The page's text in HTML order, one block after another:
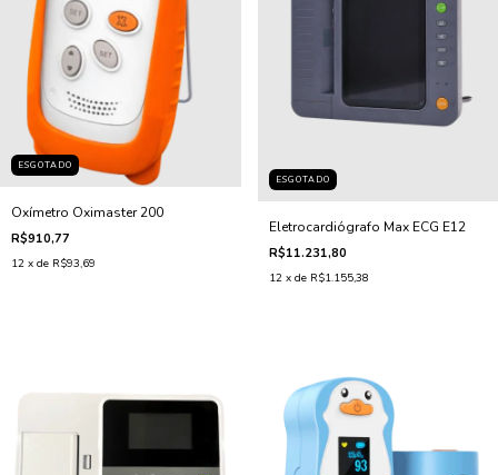
ESGOTADO
Oxímetro Oximaster 200
R$910,77
12 x de R$93,69
ESGOTADO
Eletrocardiógrafo Max ECG E12
R$11.231,80
12 x de R$1.155,38